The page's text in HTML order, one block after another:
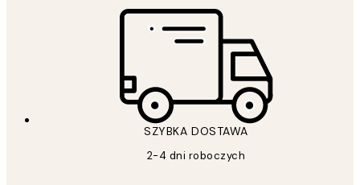
SZYBKA DOSTAWA
2-4 dni roboczych